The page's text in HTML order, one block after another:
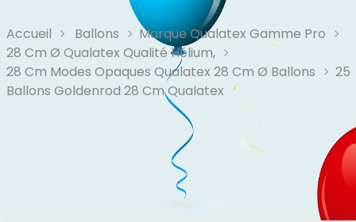
Accueil Ballons
Marque Qualatex Gamme Pro
28 Cm Ø Qualatex Qualité Hélium,
28 Cm Modes Opaques Qualatex 28 Cm Ø Ballons
25
Ballons Goldenrod 28 Cm Qualatex